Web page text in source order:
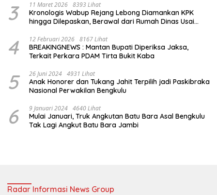
3 11 Maret 2026 8393 Lihat
Kronologis Wabup Rejang Lebong Diamankan KPK
hingga Dilepaskan, Berawal dari Rumah Dinas Usai
4 12 Februari 2026 8167 Lihat
BREAKINGNEWS : Mantan Bupati Diperiksa Jaksa,
Terkait Perkara PDAM Tirta Bukit Kaba
5 26 Juni 2024 4931 Lihat
Anak Honorer dan Tukang Jahit Terpilih jadi Paskibraka
Nasional Perwakilan Bengkulu
6 9 Januari 2024 4640 Lihat
Mulai Januari, Truk Angkutan Batu Bara Asal Bengkulu
Tak Lagi Angkut Batu Bara Jambi
Radar Informasi News Group